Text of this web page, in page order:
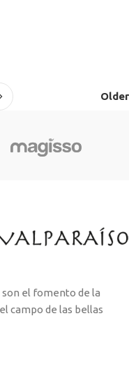
Older
el fomento de la
campo de las bellas